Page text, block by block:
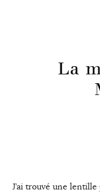
La
J’ai trouvé une